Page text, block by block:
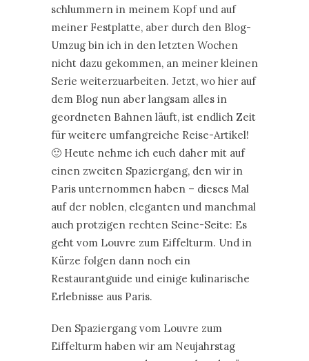
schlummern in meinem Kopf und auf
meiner Festplatte, aber durch den Blog-
Umzug bin ich in den letzten Wochen
nicht dazu gekommen, an meiner kleinen
Serie weiterzuarbeiten. Jetzt, wo hier auf
dem Blog nun aber langsam alles in
geordneten Bahnen läuft, ist endlich Zeit
für weitere umfangreiche Reise-Artikel!
🙂 Heute nehme ich euch daher mit auf
einen zweiten Spaziergang, den wir in
Paris unternommen haben – dieses Mal
auf der noblen, eleganten und manchmal
auch protzigen rechten Seine-Seite: Es
geht vom Louvre zum Eiffelturm. Und in
Kürze folgen dann noch ein
Restaurantguide und einige kulinarische
Erlebnisse aus Paris.
Den Spaziergang vom Louvre zum
Eiffelturm haben wir am Neujahrstag